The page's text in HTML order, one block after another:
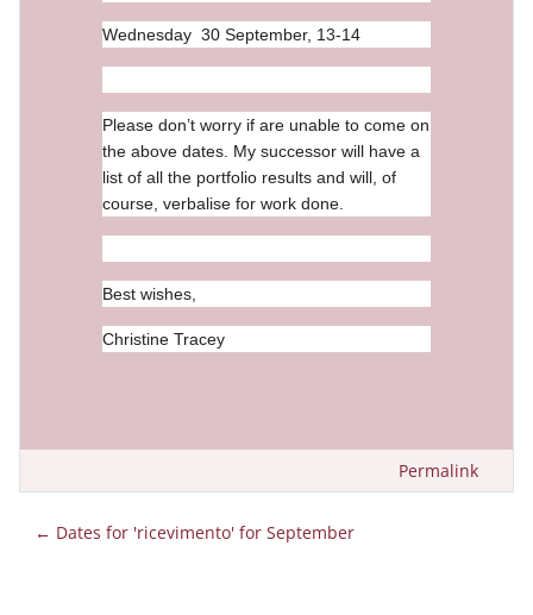
Wednesday 30 September, 13-14
Please don’t worry if are unable to come on
the above dates. My successor will have a
list of all the portfolio results and will, of
course, verbalise for work done.
Best wishes,
Christine Tracey
Permalink
← Dates for 'ricevimento' for September